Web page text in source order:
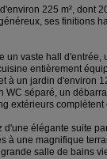
225 m², dont
ses finitions
un vaste hall
entièrement
à un jardin d'environ
WC séparé, un
extérieurs complètent
d'une élégante suite
à une magnifique
salle de bains